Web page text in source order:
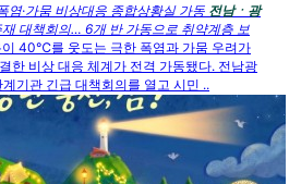
염·가뭄 비상대응 종합상황실 가동 전남ㆍ광
대책회의… 6개 반 가동으로 취약계층 보
40℃를 웃도는 극한 폭염과 가뭄 우려가
한 비상 대응 체계가 전격 가동됐다. 전남광
기관 긴급 대책회의를 열고 시민 ..